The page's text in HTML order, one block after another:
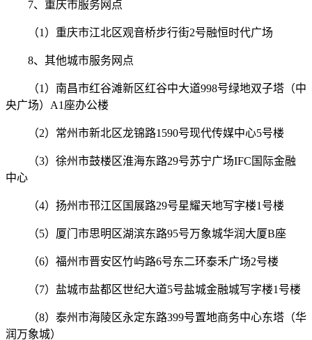
7、重庆市服务网点
（1）重庆市江北区观音桥步行街2号融恒时代广场
8、其他城市服务网点
（1）南昌市红谷滩新区红谷中大道998号绿地双子塔（中
央广场）A1座办公楼
（2）常州市新北区龙锦路1590号现代传媒中心5号楼
（3）徐州市鼓楼区淮海东路29号苏宁广场IFC国际金融
中心
（4）扬州市邗江区国展路29号星耀天地写字楼1号楼
（5）厦门市思明区湖滨东路95号万象城华润大厦B座
（6）福州市晋安区竹屿路6号东二环泰禾广场2号楼
（7）盐城市盐都区世纪大道5号盐城金融城写字楼1号楼
（8）泰州市海陵区永定东路399号置地商务中心东塔（华
润万象城）